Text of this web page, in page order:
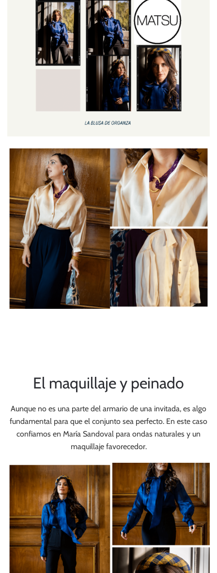
El maquillaje y peinado
Aunque no es una parte del armario de una invitada, es algo
fundamental para que el conjunto sea perfecto. En este caso
confiamos en María Sandoval para ondas naturales y un
maquillaje favorecedor.